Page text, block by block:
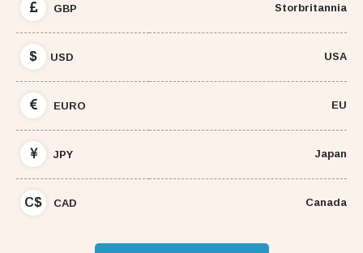
GBP Storbritannia
$ USD USA
EURO EU
JPY Japan
C$ CAD Canada